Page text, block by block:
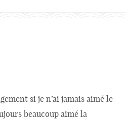
si je n’ai jamais aimé le
beaucoup aimé la